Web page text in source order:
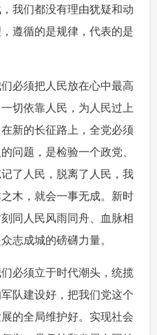
我们都没有理由犹疑和动
遵循的是规律，代表的是
须把人民放在心中最高
切依靠人民，为人民过上
新的长征路上，全党必须
问题，是检验一个政党、
了人民，脱离了人民，我
木，就会一事无成。新时
同人民风雨同舟、血脉相
志成城的磅礴力量。
须立于时代潮头，统揽
队建设好，把我们党这个
的全局维护好。实现社会